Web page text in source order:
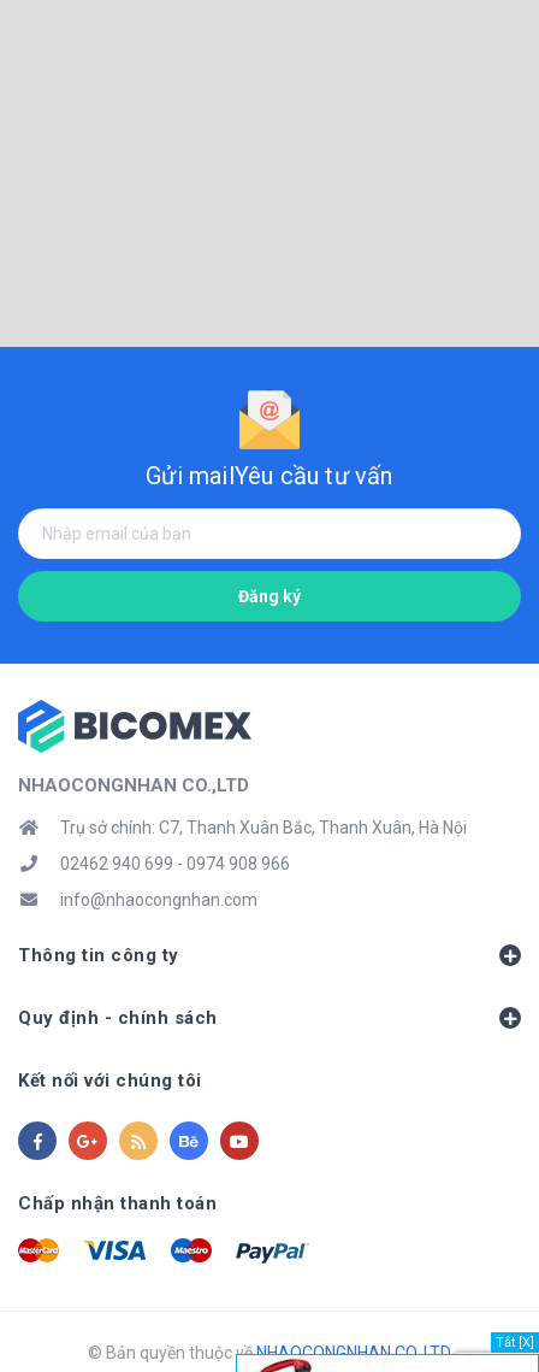
Gửi mailYêu cầu tư vấn
Đăng ký
NHAOCONGNHAN CO.,LTD
Trụ sở chính: C7, Thanh Xuân Bắc, Thanh Xuân, Hà Nội
02462 940 699 - 0974 908 966
info@nhaocongnhan.com
Thông tin công ty
Quy định - chính sách
Kết nối với chúng tôi
Chấp nhận thanh toán
© Bản quyền thuộc vềNHAOCONGNHAN CO.,LTD
Tắt [X]